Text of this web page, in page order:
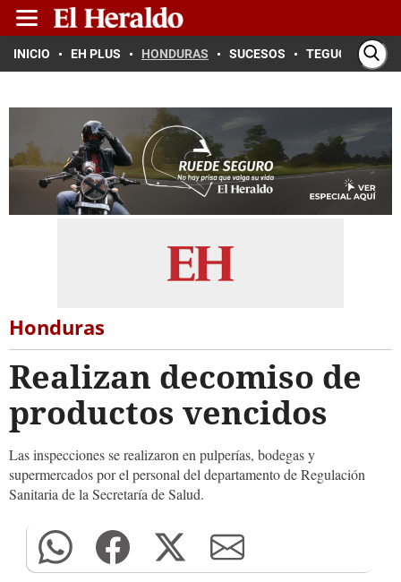
INICIO EH PLUS HONDURAS SUCESOS TEGUCIGALPA
Honduras
Realizan decomiso de
productos vencidos
Las inspecciones se realizaron en pulperías, bodegas y
supermercados por el personal del departamento de Regulación
Sanitaria de la Secretaría de Salud.